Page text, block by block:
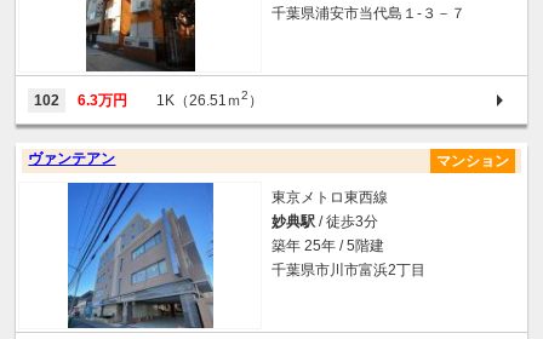
千葉県浦安市当代島１-３－７
102 6.3万円 1K（26.51ｍ2 ）
ヴァンテアン マンション
東京メトロ東西線
妙典駅 / 徒歩3分
築年 25年 / 5階建
千葉県市川市富浜2丁目